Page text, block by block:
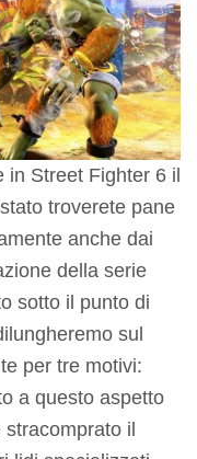
Street Fighter 6 il
troverete pane
anche dai
della serie
sotto il punto di
sul
per tre motivi:
a questo aspetto
il